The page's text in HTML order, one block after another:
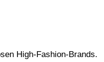
High-Fashion-Brands.